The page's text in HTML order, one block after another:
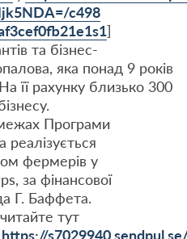
c498
1e1s1]
та бізнес-
яка понад 9 років
її рахунку близько 300
Програми
фермерів у
за фінансової
Г. Баффета.
тут
https://